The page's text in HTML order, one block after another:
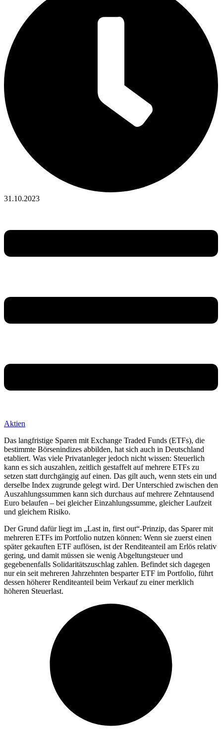
31.10.2023
Aktien
Das langfristige Sparen mit Exchange Traded Funds (ETFs), die
bestimmte Börsenindizes abbilden, hat sich auch in Deutschland
etabliert. Was viele Privatanleger jedoch nicht wissen: Steuerlich
kann es sich auszahlen, zeitlich gestaffelt auf mehrere ETFs zu
setzen statt durchgängig auf einen. Das gilt auch, wenn stets ein und
derselbe Index zugrunde gelegt wird. Der Unterschied zwischen den
Auszahlungssummen kann sich durchaus auf mehrere Zehntausend
Euro belaufen – bei gleicher Einzahlungssumme, gleicher Laufzeit
und gleichem Risiko.
Der Grund dafür liegt im „Last in, first out“-Prinzip, das Sparer mit
mehreren ETFs im Portfolio nutzen können: Wenn sie zuerst einen
später gekauften ETF auflösen, ist der Renditeanteil am Erlös relativ
gering, und damit müssen sie wenig Abgeltungsteuer und
gegebenenfalls Solidaritätszuschlag zahlen. Befindet sich dagegen
nur ein seit mehreren Jahrzehnten besparter ETF im Portfolio, führt
dessen höherer Renditeanteil beim Verkauf zu einer merklich
höheren Steuerlast.